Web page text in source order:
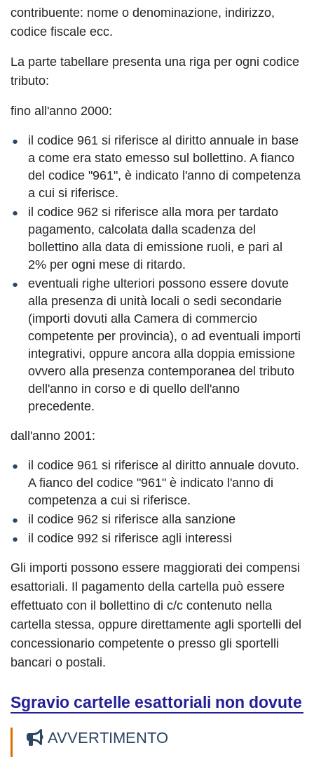
contribuente: nome o denominazione, indirizzo,
codice fiscale ecc.
La parte tabellare presenta una riga per ogni codice
tributo:
fino all'anno 2000:
il codice 961 si riferisce al diritto annuale in base
a come era stato emesso sul bollettino. A fianco
del codice "961", è indicato l'anno di competenza
a cui si riferisce.
il codice 962 si riferisce alla mora per tardato
pagamento, calcolata dalla scadenza del
bollettino alla data di emissione ruoli, e pari al
2% per ogni mese di ritardo.
eventuali righe ulteriori possono essere dovute
alla presenza di unità locali o sedi secondarie
(importi dovuti alla Camera di commercio
competente per provincia), o ad eventuali importi
integrativi, oppure ancora alla doppia emissione
ovvero alla presenza contemporanea del tributo
dell'anno in corso e di quello dell'anno
precedente.
dall'anno 2001:
il codice 961 si riferisce al diritto annuale dovuto.
A fianco del codice "961" è indicato l'anno di
competenza a cui si riferisce.
il codice 962 si riferisce alla sanzione
il codice 992 si riferisce agli interessi
Gli importi possono essere maggiorati dei compensi
esattoriali. Il pagamento della cartella può essere
effettuato con il bollettino di c/c contenuto nella
cartella stessa, oppure direttamente agli sportelli del
concessionario competente o presso gli sportelli
bancari o postali.
Sgravio cartelle esattoriali non dovute
AVVERTIMENTO